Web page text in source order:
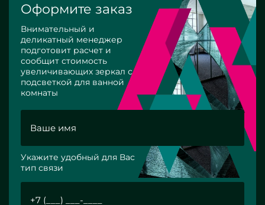
Оформите заказ
Внимательный и
деликатный менеджер
подготовит расчет и
сообщит стоимость
увеличивающих зеркал с
подсветкой для ванной
комнаты
Укажите удобный для Вас
тип связи